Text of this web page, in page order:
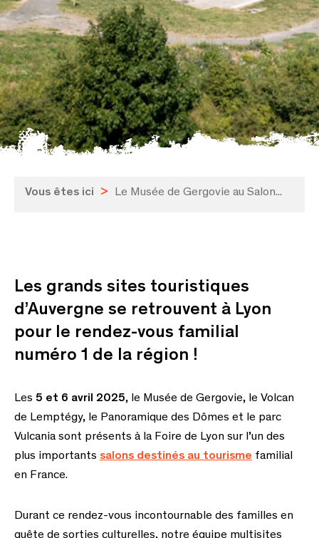
Vous êtes ici > Le Musée de Gergovie au Salon...
Les grands sites touristiques
d’Auvergne se retrouvent à Lyon
pour le rendez-vous familial
numéro 1 de la région !
Les 5 et 6 avril 2025, le Musée de Gergovie, le Volcan
de Lemptégy, le Panoramique des Dômes et le parc
Vulcania sont présents à la Foire de Lyon sur l’un des
plus importants salons destinés au tourisme familial
en France.
Durant ce rendez-vous incontournable des familles en
quête de sorties culturelles, notre équipe multisites